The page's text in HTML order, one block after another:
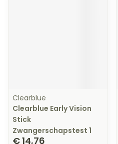
Clearblue
Clearblue Early Vision
Stick
Zwangerschapstest 1
€ 14,76